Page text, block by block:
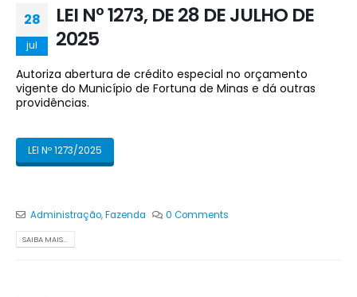
28
jul
LEI Nº 1273, DE 28 DE JULHO DE
2025
Autoriza abertura de crédito especial no orçamento
vigente do Município de Fortuna de Minas e dá outras
providências.
LEI Nº 1273/2025
Administração,Fazenda 0 Comments
SAIBA MAIS...